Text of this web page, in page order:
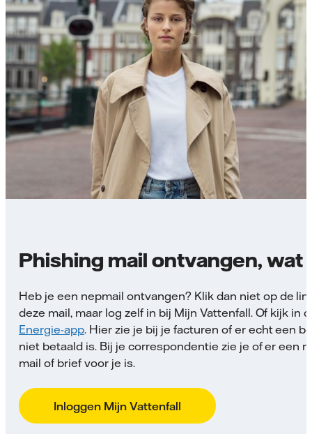
Phishing mail ontvangen, wat
Heb je een nepmail ontvangen? Klik dan niet op de
deze mail, maar log zelf in bij Mijn Vattenfall. Of kijk in
Energie-app. Hier zie je bij je facturen of er echt een
niet betaald is. Bij je correspondentie zie je of er een
mail of brief voor je is.
Inloggen Mijn Vattenfall